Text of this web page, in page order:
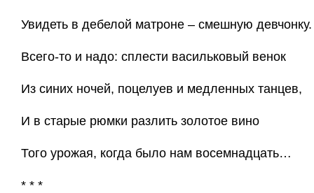
Увидеть в дебелой матроне – смешную девчонку.
Всего-то и надо: сплести васильковый венок
Из синих ночей, поцелуев и медленных танцев,
И в старые рюмки разлить золотое вино
Того урожая, когда было нам восемнадцать…
* * *